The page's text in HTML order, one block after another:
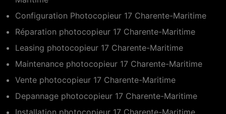
Configuration Photocopieur 17 Charente-Maritime
Réparation photocopieur 17 Charente-Maritime
Leasing photocopieur 17 Charente-Maritime
Maintenance photocopieur 17 Charente-Maritime
Vente photocopieur 17 Charente-Maritime
Depannage photocopieur 17 Charente-Maritime
Installation photocopieur 17 Charente-Maritime